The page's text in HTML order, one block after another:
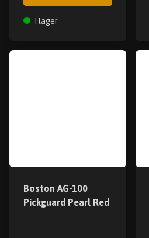
I lager
Boston AG-100
Pickguard Pearl Red